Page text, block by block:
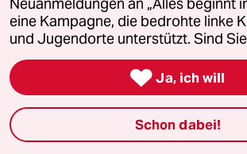
taz zahl ich
taz lab Infobrief
Veranstaltungen
Neuanmeldungen an „Alles beginnt
eine Kampagne, die bedrohte linke
und Jugendorte unterstützt. Sind
 Ja, ich will
Schon dabei!